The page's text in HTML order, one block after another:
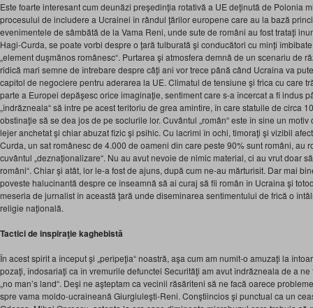
Este foarte interesant cum deunăzi preşedinţia rotativă a UE deţinută de Polonia
procesului de includere a Ucrainei în rândul ţărilor europene care au la bază
evenimentele de sâmbătă de la Vama Reni, unde sute de români au fost trataţi
Hagi-Curda, se poate vorbi despre o ţară tulburată şi conducători cu minţi
„element duşmănos românesc“. Purtarea şi atmosfera demnă de un scenariu de
ridică mari semne de întrebare despre câţi ani vor trece până când Ucraina va
capitol de negociere pentru aderarea la UE. Climatul de tensiune şi frica cu care
parte a Europei depăşesc orice imaginaţie, sentiment care s-a încercat a fi indus
„îndrăzneala“ să intre pe acest teritoriu de grea amintire, în care statuile de circa
obstinaţie să se dea jos de pe soclurile lor. Cuvântul „român“ este în sine un
lejer anchetat şi chiar abuzat fizic şi psihic. Cu lacrimi în ochi, timoraţi şi vizibil
Curda, un sat românesc de 4.000 de oameni din care peste 90% sunt români, au
cuvântul „deznaţionalizare“. Nu au avut nevoie de nimic material, ci au vrut doar
români“. Chiar şi atât, lor le-a fost de ajuns, după cum ne-au mărturisit. Dar mai
poveste halucinantă despre ce înseamnă să ai curaj să fii român în Ucraina şi
meseria de jurnalist în această ţară unde diseminarea sentimentului de frică o
religie naţională.
Tactici de inspiraţie kaghebistă
În acest spirit a început şi „peripeţia“ noastră, aşa cum am numit-o amuzaţi la
pozaţi, îndosariaţi ca în vremurile defunctei Securităţi am avut îndrăzneala de a
„no man’s land“. Deşi ne aşteptam ca vecinii răsăriteni să ne facă oarece
spre vama moldo-ucraineană Giurgiuleşti-Reni. Conştiincios şi punctual ca un